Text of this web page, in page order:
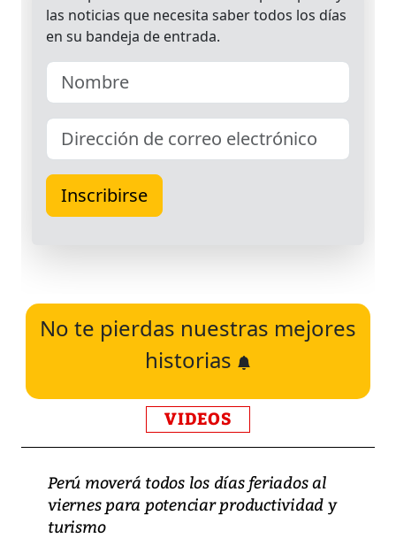
No te pierdas nuestras mejores
historias
VIDEOS
Perú moverá todos los días feriados al
viernes para potenciar productividad y
turismo